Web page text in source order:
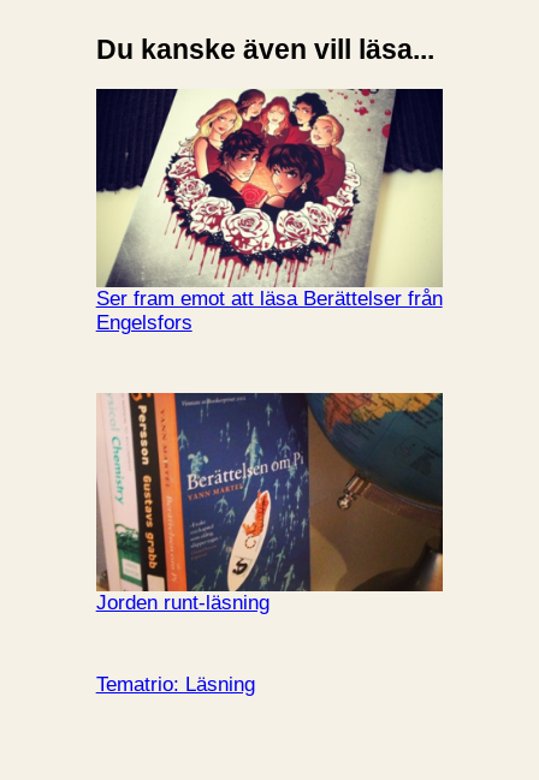
Du kanske även vill läsa...
Ser fram emot att läsa Berättelser från
Engelsfors
Jorden runt-läsning
Tematrio: Läsning